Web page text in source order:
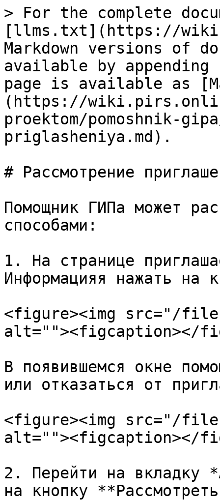
> For the complete
[llms.txt](https://
Markdown versions of
available by
page is available as
(https://
proektom/pomoshnik-
priglasheniya.md).
# Рассмотрение
Помощник ГИПа может
способами:
1. На странице
Информацияя нажать на
<figure><img src="/files/
alt=""><figcaption></
В появившемся окне
или отказаться от
<figure><img src="/files/
alt=""><figcaption></
2. Перейти на вкладку
на кнопку